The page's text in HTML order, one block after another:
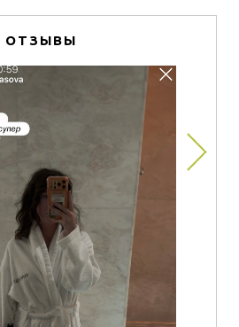
ОТЗЫВЫ